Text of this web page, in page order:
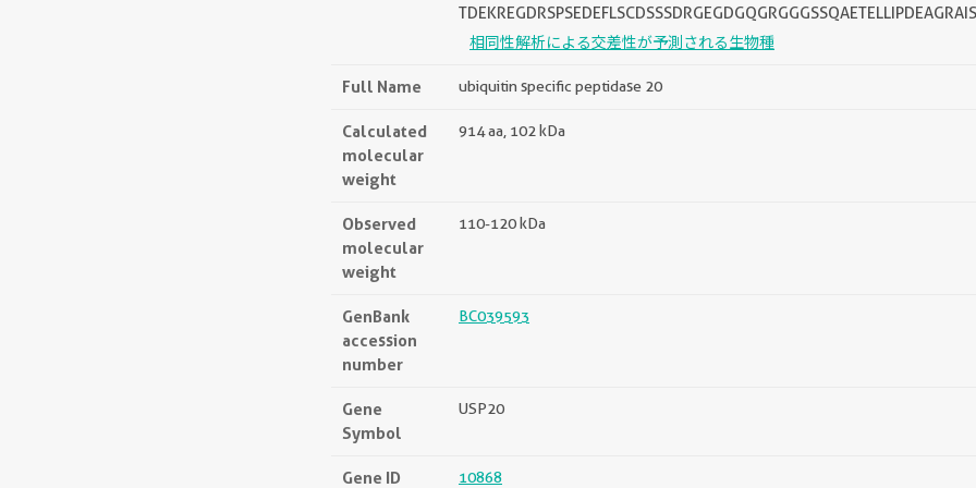
相同性解析による交差性が予測される生物種
Full Name ubiquitin specific peptidase 20
Calculated
molecular
weight
914 aa, 102 kDa
Observed
molecular
weight
110-120 kDa
GenBank
accession
number
BC039593
Gene
Symbol
USP20
Gene ID 10868